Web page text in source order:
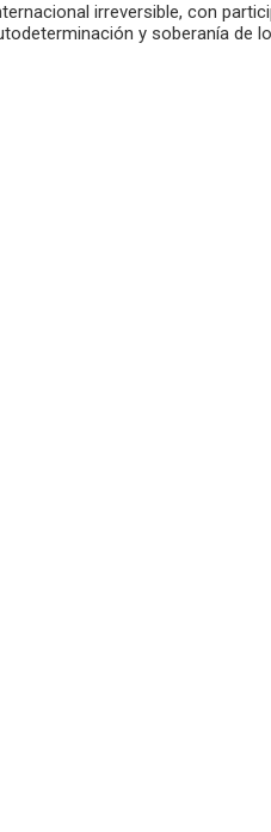
irreversible, con
y soberanía de